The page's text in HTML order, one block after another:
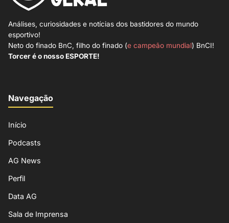
Análises, curiosidades e notícias dos bastidores do mundo
esportivo!
Neto do finado BnC, filho do finado (e campeão mundial) BnCI!
Torcer é o nosso ESPORTE!
Navegação
Início
Podcasts
AG News
Perfil
Data AG
Sala de Imprensa